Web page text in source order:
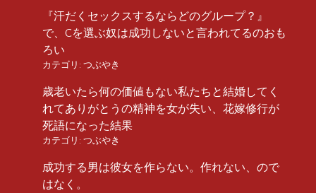
『汗だくセックスするならどのグループ？』
で、Cを選ぶ奴は成功しないと言われてるのおも
ろい
カテゴリ: つぶやき
歳老いたら何の価値もない私たちと結婚してく
れてありがとうの精神を女が失い、花嫁修行が
死語になった結果
カテゴリ: つぶやき
成功する男は彼女を作らない。作れない、ので
はなく。